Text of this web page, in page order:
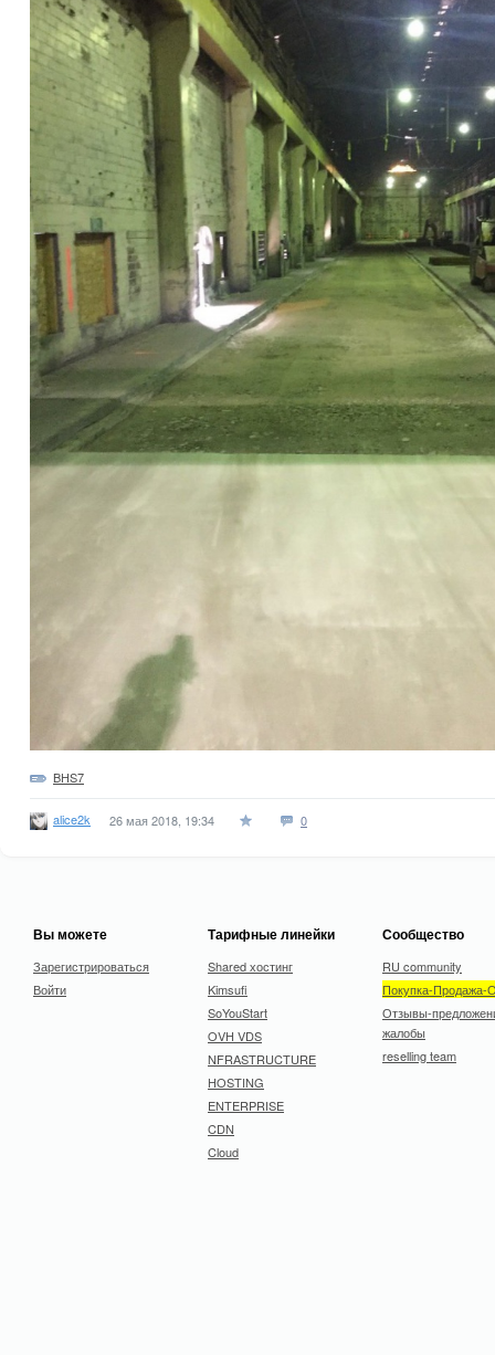
BHS7
alice2k 26 мая 2018, 19:34 0
Вы можете
Зарегистрироваться
Войти
Тарифные линейки
Shared хостинг
Kimsufi
SoYouStart
OVH VDS
NFRASTRUCTURE
HOSTING
ENTERPRISE
CDN
Cloud
Сообщество
RU community
Покупка-Продажа-
Отзывы-
жалобы
reselling team